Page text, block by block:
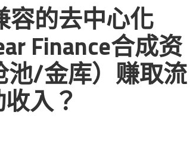
容的去中心化
Finance合成资
池/金库）赚取流
入？